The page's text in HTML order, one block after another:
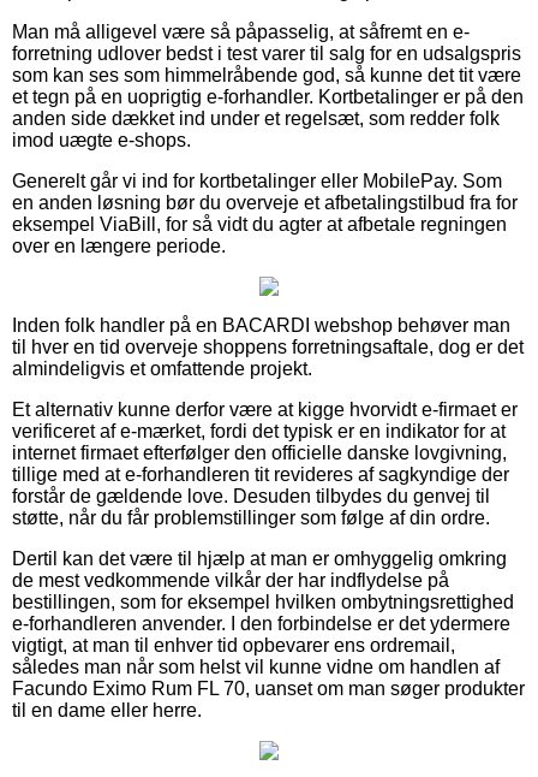
Man må alligevel være så påpasselig, at såfremt en e-
forretning udlover bedst i test varer til salg for en udsalgspris
som kan ses som himmelråbende god, så kunne det tit være
et tegn på en uoprigtig e-forhandler. Kortbetalinger er på den
anden side dækket ind under et regelsæt, som redder folk
imod uægte e-shops.
Generelt går vi ind for kortbetalinger eller MobilePay. Som
en anden løsning bør du overveje et afbetalingstilbud fra for
eksempel ViaBill, for så vidt du agter at afbetale regningen
over en længere periode.
Inden folk handler på en BACARDI webshop behøver man
til hver en tid overveje shoppens forretningsaftale, dog er det
almindeligvis et omfattende projekt.
Et alternativ kunne derfor være at kigge hvorvidt e-firmaet er
verificeret af e-mærket, fordi det typisk er en indikator for at
internet firmaet efterfølger den officielle danske lovgivning,
tillige med at e-forhandleren tit revideres af sagkyndige der
forstår de gældende love. Desuden tilbydes du genvej til
støtte, når du får problemstillinger som følge af din ordre.
Dertil kan det være til hjælp at man er omhyggelig omkring
de mest vedkommende vilkår der har indflydelse på
bestillingen, som for eksempel hvilken ombytningsrettighed
e-forhandleren anvender. I den forbindelse er det ydermere
vigtigt, at man til enhver tid opbevarer ens ordremail,
således man når som helst vil kunne vidne om handlen af
Facundo Eximo Rum FL 70, uanset om man søger produkter
til en dame eller herre.